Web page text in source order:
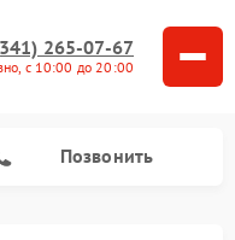
265-07-67
с 10:00 до 20:00
Позвонить